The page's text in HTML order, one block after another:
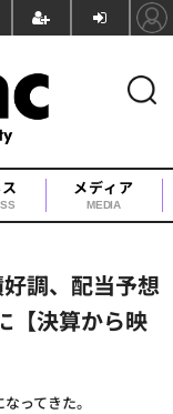
メディア
MEDIA
調、配当予想
【決算から映
ってきた。